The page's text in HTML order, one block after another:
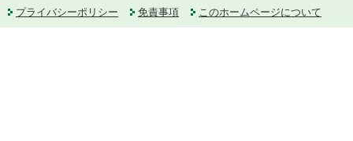
プライバシーポリシー 免責事項
このホームページについて